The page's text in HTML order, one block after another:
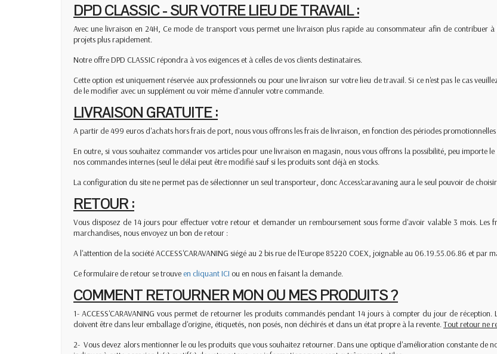
DPD CLASSIC - SUR VOTRE LIEU DE TRAVAIL :
Avec une livraison en 24H, Ce mode de transport vous permet une livraison plus rapide au consommateur afin de contribuer
projets plus rapidement.
Notre offre DPD CLASSIC répondra à vos exigences et à celles de vos clients destinataires.
Cette option est uniquement réservée aux professionnels ou pour une livraison sur votre lieu de travail. Si ce n'est pas le cas
de le modifier avec un supplément ou voir même d'annuler votre commande.
LIVRAISON GRATUITE :
A partir de 499 euros d'achats hors frais de port, nous vous offrons les frais de livraison, en fonction des périodes
En outre, si vous souhaitez commander vos articles pour une livraison en magasin, nous vous offrons la possibilité, peu importe
nos commandes internes (seul le délai peut être modifié sauf si les produits sont déjà en stocks.
La configuration du site ne permet pas de sélectionner un seul transporteur, donc Access'caravaning aura le seul pouvoir de
RETOUR :
Vous disposez de 14 jours pour effectuer votre retour et demander un remboursement sous forme d'avoir valable 3 mois.
marchandises, nous envoyez un bon de retour :
A l'attention de la société ACCESS'CARAVANING siégé au 2 bis rue de l'Europe 85220 COEX, joignable au 06.19.55.06.86 et par
Ce formulaire de retour se trouve en cliquant ICI ou en nous en faisant la demande.
COMMENT RETOURNER MON OU MES PRODUITS ?
1- ACCESS'CARAVANING vous permet de retourner les produits commandés pendant 14 jours à compter du jour de
doivent être dans leur emballage d'origine, étiquetés, non posés, non déchirés et dans un état propre à la revente. Tout retour ne
2- ­ Vous devez alors mentionner le ou les produits que vous souhaitez retourner. Dans une optique d'amélioration constante de